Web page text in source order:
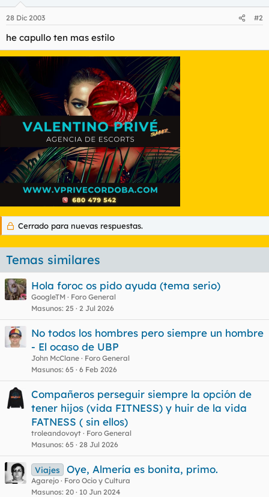
28 Dic 2003 #2
he capullo ten mas estilo
Cerrado para nuevas respuestas.
Temas similares
Hola foroc os pido ayuda (tema serio)
GoogleTM
Foro General
Masunos 25 2 Jul 2026
No todos los hombres pero siempre un hombre
- El ocaso de UBP
John McClane
Foro General
Masunos 65 6 Feb 2026
Compañeros perseguir siempre la opción de
tener hijos (vida FITNESS) y huir de la vida
FATNESS ( sin ellos)
troleandovoyt
Foro General
Masunos 65 28 Jul 2026
Viajes Oye, Almería es bonita, primo.
Agarejo
Foro Ocio y Cultura
Masunos 20 10 Jun 2024